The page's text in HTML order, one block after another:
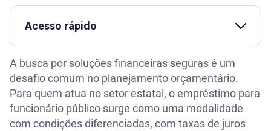
Acesso rápido
O que é empréstimo para funcionário público
Quais são as vantagens desse tipo de crédito
O que é margem consignável
A busca por soluções financeiras seguras é um
desafio comum no planejamento orçamentário.
Para quem atua no setor estatal, o empréstimo para
funcionário público surge como uma modalidade
com condições diferenciadas, com taxas de juros